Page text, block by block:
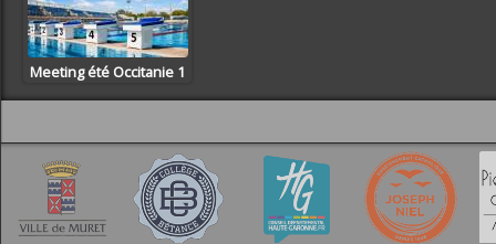
Meeting été Occitanie 1